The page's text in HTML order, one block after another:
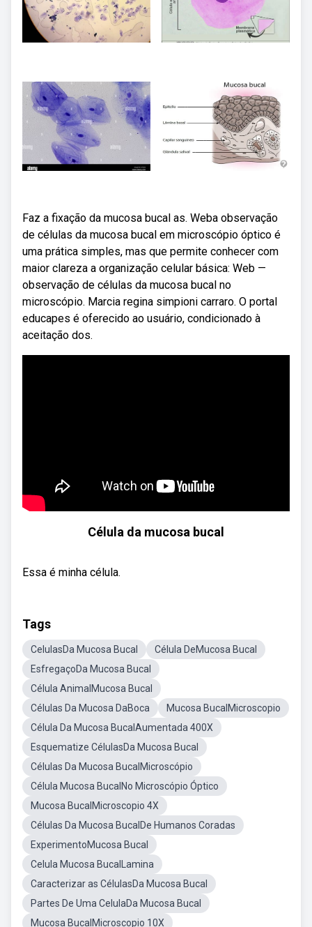
Faz a fixação da mucosa bucal as. Weba observação
de células da mucosa bucal em microscópio óptico é
uma prática simples, mas que permite conhecer com
maior clareza a organização celular básica: Web —
observação de células da mucosa bucal no
microscópio. Marcia regina simpioni carraro. O portal
educapes é oferecido ao usuário, condicionado à
aceitação dos.
Célula da mucosa bucal
Essa é minha célula.
Tags
CelulasDa Mucosa Bucal
Célula DeMucosa Bucal
EsfregaçoDa Mucosa Bucal
Célula AnimalMucosa Bucal
Células Da Mucosa DaBoca
Mucosa BucalMicroscopio
Célula Da Mucosa BucalAumentada 400X
Esquematize CélulasDa Mucosa Bucal
Células Da Mucosa BucalMicroscópio
Célula Mucosa BucalNo Microscópio Óptico
Mucosa BucalMicroscopio 4X
Células Da Mucosa BucalDe Humanos Coradas
ExperimentoMucosa Bucal
Celula Mucosa BucalLamina
Caracterizar as CélulasDa Mucosa Bucal
Partes De Uma CelulaDa Mucosa Bucal
Mucosa BucalMicroscopio 10X